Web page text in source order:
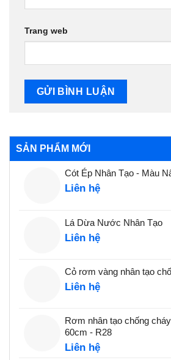
Trang web
SẢN PHẨM MỚI
Cót Ép Nhân Tạo - Màu
Liên hệ
Lá Dừa Nước Nhân Tạo
Liên hệ
Cỏ rơm vàng nhân tạo
Liên hệ
Rơm nhân tạo chống
60cm - R28
Liên hệ